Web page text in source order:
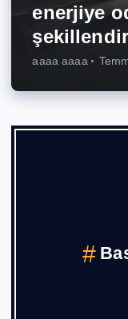
enerjiye
aaaa aaaa